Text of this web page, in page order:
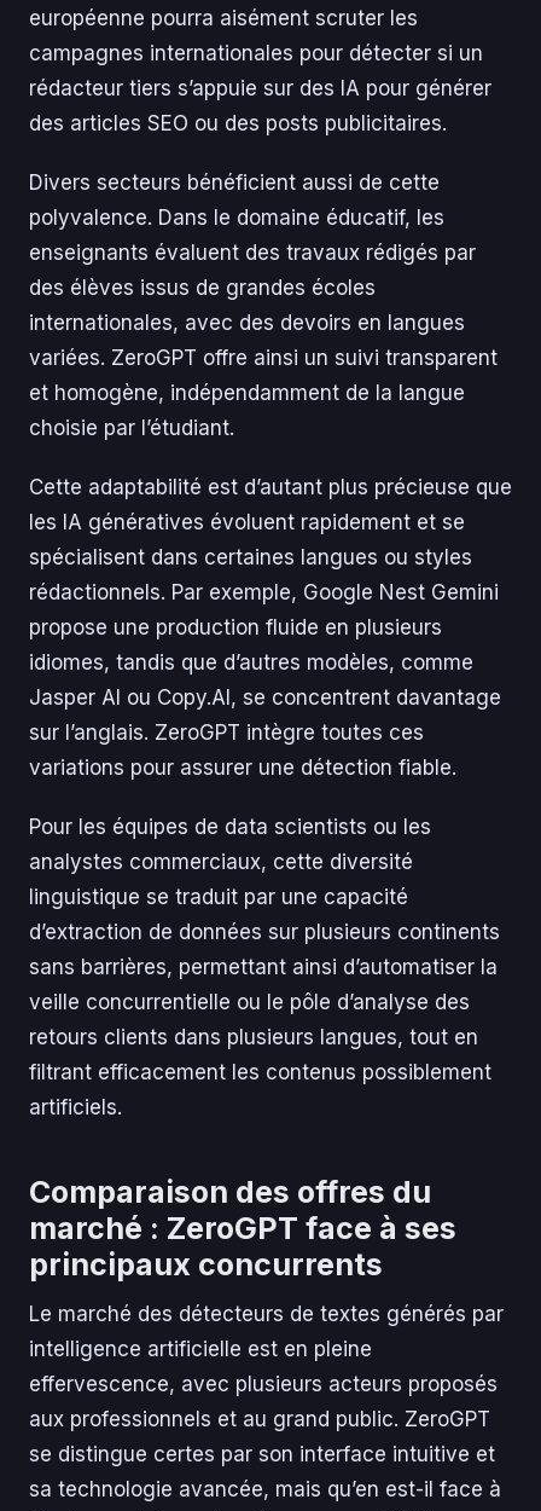
européenne pourra aisément scruter les
campagnes internationales pour détecter si un
rédacteur tiers s’appuie sur des IA pour générer
des articles SEO ou des posts publicitaires.
Divers secteurs bénéficient aussi de cette
polyvalence. Dans le domaine éducatif, les
enseignants évaluent des travaux rédigés par
des élèves issus de grandes écoles
internationales, avec des devoirs en langues
variées. ZeroGPT offre ainsi un suivi transparent
et homogène, indépendamment de la langue
choisie par l’étudiant.
Cette adaptabilité est d’autant plus précieuse que
les IA génératives évoluent rapidement et se
spécialisent dans certaines langues ou styles
rédactionnels. Par exemple, Google Nest Gemini
propose une production fluide en plusieurs
idiomes, tandis que d’autres modèles, comme
Jasper AI ou Copy.AI, se concentrent davantage
sur l’anglais. ZeroGPT intègre toutes ces
variations pour assurer une détection fiable.
Pour les équipes de data scientists ou les
analystes commerciaux, cette diversité
linguistique se traduit par une capacité
d’extraction de données sur plusieurs continents
sans barrières, permettant ainsi d’automatiser la
veille concurrentielle ou le pôle d’analyse des
retours clients dans plusieurs langues, tout en
filtrant efficacement les contenus possiblement
artificiels.
Comparaison des offres du
marché : ZeroGPT face à ses
principaux concurrents
Le marché des détecteurs de textes générés par
intelligence artificielle est en pleine
effervescence, avec plusieurs acteurs proposés
aux professionnels et au grand public. ZeroGPT
se distingue certes par son interface intuitive et
sa technologie avancée, mais qu’en est-il face à